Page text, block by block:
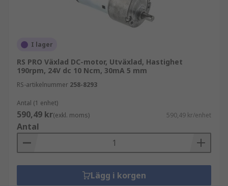
I lager
RS PRO Växlad DC-motor, Utväxlad, Hastighet
190rpm, 24V dc 10 Ncm, 30mA 5 mm
RS-artikelnummer 258-8293
Antal (1 enhet)
590,49 kr(exkl. moms) 590,49 kr/enhet
Antal
Lägg i korgen